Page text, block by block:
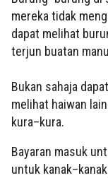
mereka tidak
dapat melihat
terjun buatan
Bukan sahaja
melihat haiwan
kura–kura.
Bayaran masuk
untuk